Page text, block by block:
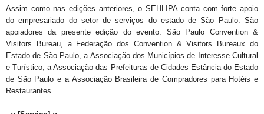
Assim como nas edições anteriores, o SEHLIPA conta com forte apoio
do empresariado do setor de serviços do estado de São Paulo. São
apoiadores da presente edição do evento: São Paulo Convention &
Visitors Bureau, a Federação dos Convention & Visitors Bureaux do
Estado de São Paulo, a Associação dos Municípios de Interesse Cultural
e Turístico, a Associação das Prefeituras de Cidades Estância do Estado
de São Paulo e a Associação Brasileira de Compradores para Hotéis e
Restaurantes.